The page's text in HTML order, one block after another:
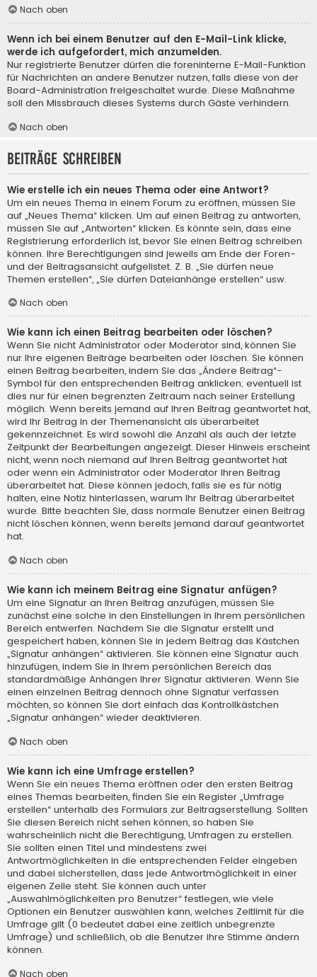
Nach oben
Wenn ich bei einem Benutzer auf den E-Mail-Link klicke,
werde ich aufgefordert, mich anzumelden.
Nur registrierte Benutzer dürfen die foreninterne E-Mail-Funktion
für Nachrichten an andere Benutzer nutzen, falls diese von der
Board-Administration freigeschaltet wurde. Diese Maßnahme
soll den Missbrauch dieses Systems durch Gäste verhindern.
Nach oben
Beiträge schreiben
Wie erstelle ich ein neues Thema oder eine Antwort?
Um ein neues Thema in einem Forum zu eröffnen, müssen Sie
auf „Neues Thema“ klicken. Um auf einen Beitrag zu antworten,
müssen Sie auf „Antworten“ klicken. Es könnte sein, dass eine
Registrierung erforderlich ist, bevor Sie einen Beitrag schreiben
können. Ihre Berechtigungen sind jeweils am Ende der Foren-
und der Beitragsansicht aufgelistet. Z. B. „Sie dürfen neue
Themen erstellen“, „Sie dürfen Dateianhänge erstellen“ usw.
Nach oben
Wie kann ich einen Beitrag bearbeiten oder löschen?
Wenn Sie nicht Administrator oder Moderator sind, können Sie
nur Ihre eigenen Beiträge bearbeiten oder löschen. Sie können
einen Beitrag bearbeiten, indem Sie das „Ändere Beitrag“-
Symbol für den entsprechenden Beitrag anklicken; eventuell ist
dies nur für einen begrenzten Zeitraum nach seiner Erstellung
möglich. Wenn bereits jemand auf Ihren Beitrag geantwortet hat,
wird Ihr Beitrag in der Themenansicht als überarbeitet
gekennzeichnet. Es wird sowohl die Anzahl als auch der letzte
Zeitpunkt der Bearbeitungen angezeigt. Dieser Hinweis erscheint
nicht, wenn noch niemand auf Ihren Beitrag geantwortet hat
oder wenn ein Administrator oder Moderator Ihren Beitrag
überarbeitet hat. Diese können jedoch, falls sie es für nötig
halten, eine Notiz hinterlassen, warum Ihr Beitrag überarbeitet
wurde. Bitte beachten Sie, dass normale Benutzer einen Beitrag
nicht löschen können, wenn bereits jemand darauf geantwortet
hat.
Nach oben
Wie kann ich meinem Beitrag eine Signatur anfügen?
Um eine Signatur an Ihren Beitrag anzufügen, müssen Sie
zunächst eine solche in den Einstellungen in Ihrem persönlichen
Bereich entwerfen. Nachdem Sie die Signatur erstellt und
gespeichert haben, können Sie in jedem Beitrag das Kästchen
„Signatur anhängen“ aktivieren. Sie können eine Signatur auch
hinzufügen, indem Sie in Ihrem persönlichen Bereich das
standardmäßige Anhängen Ihrer Signatur aktivieren. Wenn Sie
einen einzelnen Beitrag dennoch ohne Signatur verfassen
möchten, so können Sie dort einfach das Kontrollkästchen
„Signatur anhängen“ wieder deaktivieren.
Nach oben
Wie kann ich eine Umfrage erstellen?
Wenn Sie ein neues Thema eröffnen oder den ersten Beitrag
eines Themas bearbeiten, finden Sie ein Register „Umfrage
erstellen“ unterhalb des Formulars zur Beitragserstellung. Sollten
Sie diesen Bereich nicht sehen können, so haben Sie
wahrscheinlich nicht die Berechtigung, Umfragen zu erstellen.
Sie sollten einen Titel und mindestens zwei
Antwortmöglichkeiten in die entsprechenden Felder eingeben
und dabei sicherstellen, dass jede Antwortmöglichkeit in einer
eigenen Zeile steht. Sie können auch unter
„Auswahlmöglichkeiten pro Benutzer“ festlegen, wie viele
Optionen ein Benutzer auswählen kann, welches Zeitlimit für die
Umfrage gilt (0 bedeutet dabei eine zeitlich unbegrenzte
Umfrage) und schließlich, ob die Benutzer ihre Stimme ändern
können.
Nach oben